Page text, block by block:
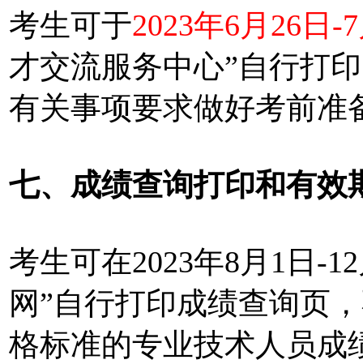
考生可于2023年6月26日-
才交流服务中心”自行打
有关事项要求做好考前准
七、成绩查询打印和有效
考生可在2023年8月1日-
网”自行打印成绩查询页
格标准的专业技术人员成